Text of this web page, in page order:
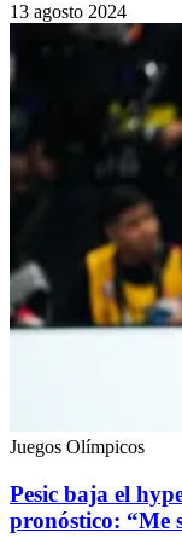
13 agosto 2024
Juegos Olímpicos
Pesic baja el
pronóstico: “Me